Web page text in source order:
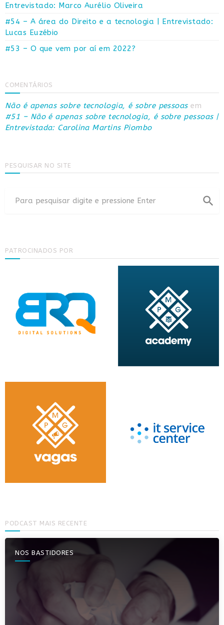
Entrevistado: Marco Aurélio Oliveira
#54 – A área do Direito e a tecnologia | Entrevistado:
Lucas Euzébio
#53 – O que vem por aí em 2022?
COMENTÁRIOS
Não é apenas sobre tecnologia, é sobre pessoasem
#51 – Não é apenas sobre tecnologia, é sobre pessoas |
Entrevistada: Carolina Martins Piombo
PESQUISAR NO SITE
search
PATROCINADOS POR
PODCAST MAIS RECENTE
NOS BASTIDORES